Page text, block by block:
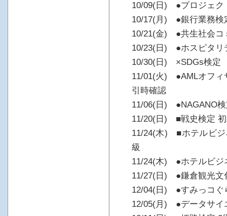
10/09(日) ●プロジェク
10/17(月) ●銀行業務検
10/21(金) ●共生社会コ
10/23(日) ●ホスピタリ
10/30(日) ×SDGs検定
11/01(火) ●AMLオフィ
引時確認
11/06(日) ●NAGANO
11/20(日) ■戦史検定
11/24(木) ■ホテルビジ
級
11/24(木) ●ホテルビジ
11/27(日) ●鎌倉観光文
12/04(日) ●すみっコぐ
12/05(月) ●データサイ